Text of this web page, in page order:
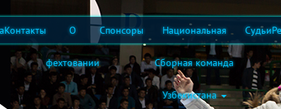
Контакты О
фехтовании
Спонсоры Национальная
Сборная команда
Узбекистана
Судьи